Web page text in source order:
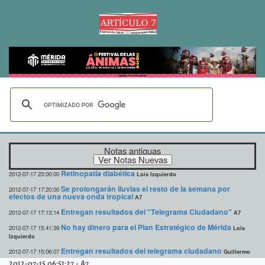
Notas antiguas
2012-07-17 23:00:00 Retinopatía diabética Lois Izquierdo
2012-07-17 17:20:00 Se prolongarán lluvias el resto de la semana por
efectos de una nueva onda tropical A7
2012-07-17 17:13:14 Entregan resultados del "Telegrama Ciudadano" A7
2012-07-17 15:41:39 No hay dinero para el Plan Estratégico de Mérida Lois
Izquierdo
2012-07-17 15:06:07 Entregan resultados del telegrama ciudadano Guillermo
Barrera Fernandez